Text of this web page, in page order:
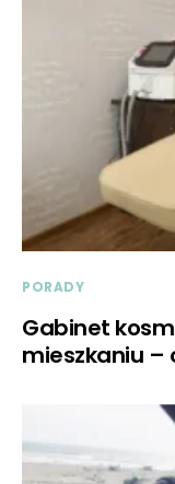
PORADY
Gabinet
mieszkaniu –